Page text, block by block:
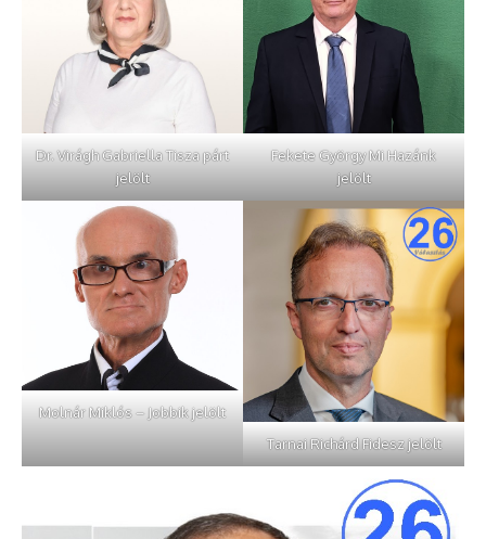
Dr. Virágh Gabriella Tisza párt
jelölt
Fekete György Mi Hazánk
jelölt
Molnár Miklós – Jobbik jelölt
Tarnai Richárd Fidesz jelölt